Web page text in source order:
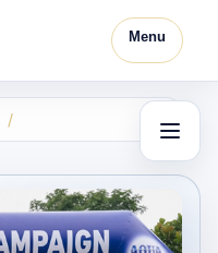
Menu